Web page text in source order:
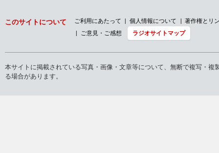
このサイトについて ご利用にあたって 個人情報について
著作権とリ
ご意見・ご感想
ラジオサイトマップ
本サイトに掲載されている写真・画像・文章等について、無断で複写・
る場合があります。